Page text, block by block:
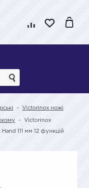
- Victorinox ножі
- Victorinox
111 мм 12 функцій